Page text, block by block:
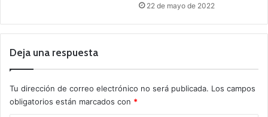
22 de mayo de 2022
Deja una respuesta
Tu dirección de correo electrónico no será publicada. Los campos
obligatorios están marcados con *